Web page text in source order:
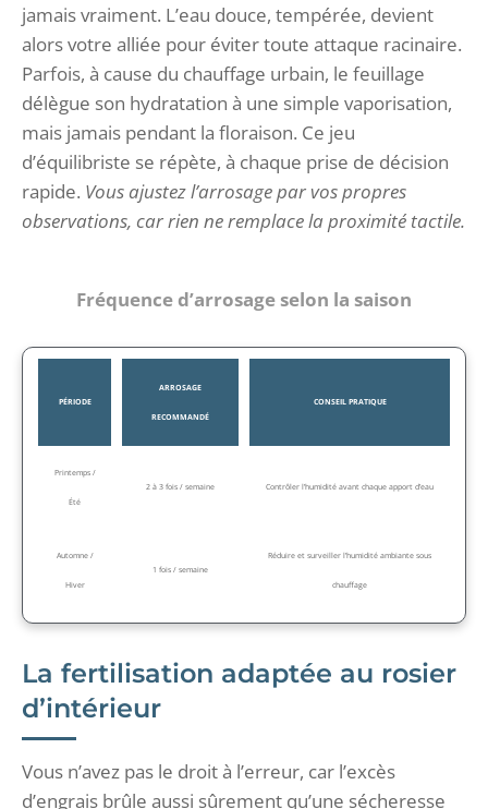
jamais vraiment. L’eau douce, tempérée, devient
alors votre alliée pour éviter toute attaque racinaire.
Parfois, à cause du chauffage urbain, le feuillage
délègue son hydratation à une simple vaporisation,
mais jamais pendant la floraison. Ce jeu
d’équilibriste se répète, à chaque prise de décision
rapide. Vous ajustez l’arrosage par vos propres
observations, car rien ne remplace la proximité tactile.
Fréquence d’arrosage selon la saison
PÉRIODE
ARROSAGE
RECOMMANDÉ
CONSEIL PRATIQUE
Printemps /
Été
2 à 3 fois / semaine Contrôler l’humidité avant chaque apport d’eau
Automne /
Hiver
1 fois / semaine
Réduire et surveiller l’humidité ambiante sous
chauffage
La fertilisation adaptée au rosier
d’intérieur
Vous n’avez pas le droit à l’erreur, car l’excès
d’engrais brûle aussi sûrement qu’une sécheresse